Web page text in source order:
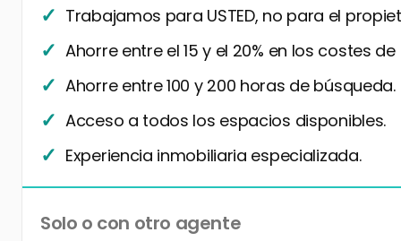
Trabajamos para USTED, no para el
Ahorre entre el 15 y el 20% en los costes
Ahorre entre 100 y 200 horas de búsqueda.
Acceso a todos los espacios disponibles.
Experiencia inmobiliaria especializada.
Solo o con otro agente